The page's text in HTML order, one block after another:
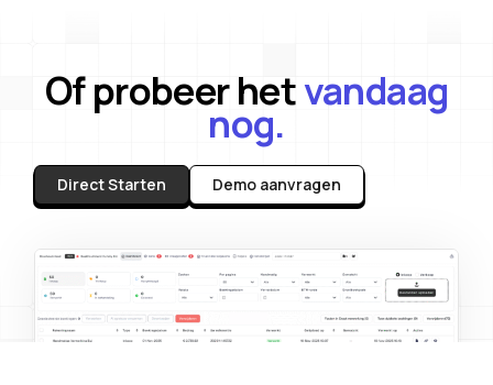
Of probeer hetvandaag
nog.
Direct Starten Demo aanvragen